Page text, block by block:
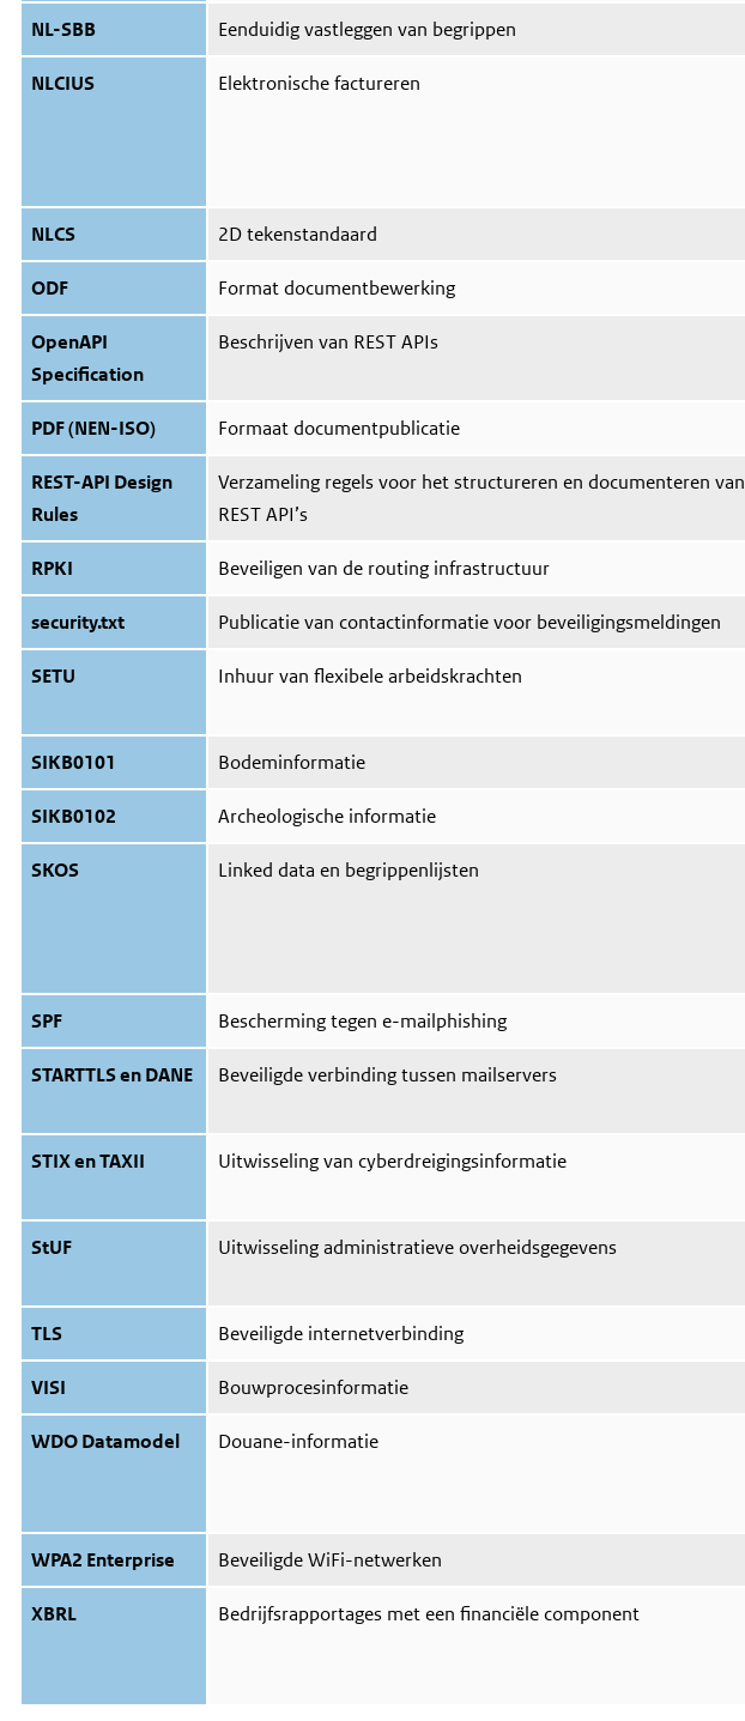
NL-SBB Eenduidig vastleggen van begrippen
NLCIUS Elektronische factureren
NLCS 2D tekenstandaard
ODF Format documentbewerking
OpenAPI
Specification
Beschrijven van REST APIs
PDF (NEN-ISO) Formaat documentpublicatie
REST-API Design
Rules
Verzameling regels voor het structureren en documenteren van
REST API’s
RPKI Beveiligen van de routing infrastructuur
security.txt Publicatie van contactinformatie voor beveiligingsmeldingen
SETU Inhuur van flexibele arbeidskrachten
SIKB0101 Bodeminformatie
SIKB0102 Archeologische informatie
SKOS Linked data en begrippenlijsten
SPF Bescherming tegen e-mailphishing
STARTTLS en DANE Beveiligde verbinding tussen mailservers
STIX en TAXII Uitwisseling van cyberdreigingsinformatie
StUF Uitwisseling administratieve overheidsgegevens
TLS Beveiligde internetverbinding
VISI Bouwprocesinformatie
WDO Datamodel Douane-informatie
WPA2 Enterprise Beveiligde WiFi-netwerken
XBRL Bedrijfsrapportages met een financiële component